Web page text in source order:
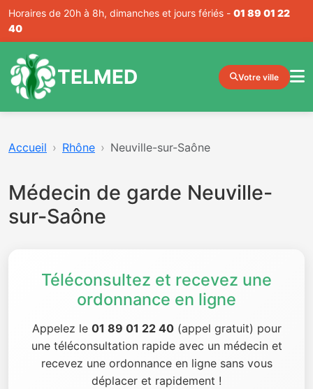
Horaires de 20h à 8h, dimanches et jours fériés - 01 89 01 22
40
TELMED Votre ville
Accueil Rhône Neuville-sur-Saône
Médecin de garde Neuville-
sur-Saône
Téléconsultez et recevez une
ordonnance en ligne
Appelez le 01 89 01 22 40(appel gratuit) pour
une téléconsultation rapide avec un médecin et
recevez une ordonnance en ligne sans vous
déplacer et rapidement !